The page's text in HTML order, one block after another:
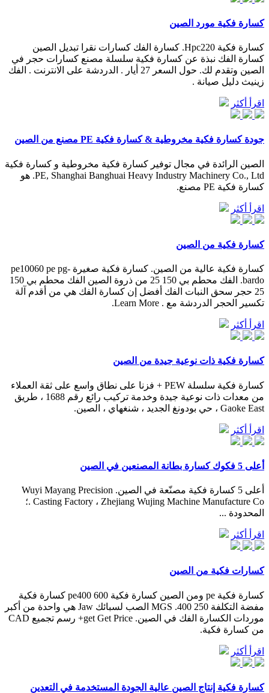
كسارة فكية مورد الصين
كسارة فكية Hpc220. كسارة الفك كسارات نقرا تبديل الصين
كسارة الفك نبذة عن كسارة فكية سلسلة مصنع كسارات حجر في
الصين وتقدم لك. حول السعر 27 أيار . الدردشة على الانترنت . الفك
زينيث دليل صيانة .
اقرأ أكثر
جودة كسارة فكية مخروطية & كسارة فكية PE مصنع من الصين
الصين الرائدة في مجال توفير كسارة فكية مخروطية و كسارة فكية
PE, Shanghai Banghuai Heavy Industry Machinery Co., Ltd. هو
كسارة فكية PE مصنع.
اقرأ أكثر
كسارة فكية من الصين
كسارة فكية عالية من الصين. كسارة فكية صغيرة pe10060 pe pg-
bardo. الفك محطم بي 150 25 من ذروة الصين الفك محطم بي 150
25 حجر سحق النبات الفك أفضل إن كسارة الفك هي من أقدم آلة
تكسير الحجر الدردشة مع . Learn More.
اقرأ أكثر
كسارة فكية ذات نوعية جيدة من الصين
كسارة فكية سلسلة PEW + فزنا على نطاق واسع على ثقة العملاء
من معدات ذات نوعية جيدة وخدمة تركيب رائع رقم 1688 ، طريق
Gaoke East ، حي بودونغ الجديد ، شنغهاي ، الصين.
اقرأ أكثر
أعلى 5 فكوك كسارة بطانة المصنعين في الصين
أعلى 5 كسارة فكية مصنّعة في الصين. Wuyi Mayang Precision
Casting Factory ، Zhejiang Wujing Machine Manufacture Co .؛
المحدودة ...
اقرأ أكثر
كسارات فكية من الصين
كسارة فكية pe ومن الصين كسارة فكية pe400 600 كسارة فكية
مفضة التكلفة 250 400. MGS الصب لسبائك Jaw هي واحدة من أكبر
موردات الكسارة الفك في الصين. get Get Price+ رسم تجميع CAD
من كسارة فكية.
اقرأ أكثر
كسارة فكية إنتاج الصين عالية الجودة المستخدمة في التعدين